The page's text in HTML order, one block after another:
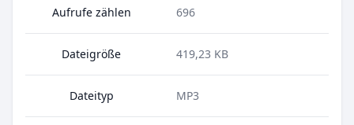
Aufrufe zählen 696
Dateigröße 419,23 KB
Dateityp MP3